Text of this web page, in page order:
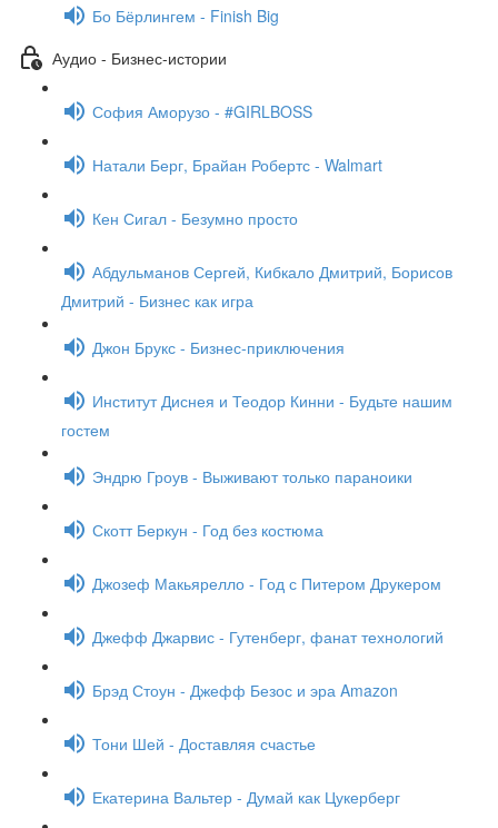
Бо Бёрлингем - Finish Big
Аудио - Бизнес-истории
София Аморузо - #GIRLBOSS
Натали Берг, Брайан Робертс - Walmart
Кен Сигал - Безумно просто
Абдульманов Сергей, Кибкало Дмитрий, Борисов
Дмитрий - Бизнес как игра
Джон Брукс - Бизнес-приключения
Институт Диснея и Теодор Кинни - Будьте нашим
гостем
Эндрю Гроув - Выживают только параноики
Скотт Беркун - Год без костюма
Джозеф Макьярелло - Год с Питером Друкером
Джефф Джарвис - Гутенберг, фанат технологий
Брэд Стоун - Джефф Безос и эра Amazon
Тони Шей - Доставляя счастье
Екатерина Вальтер - Думай как Цукерберг